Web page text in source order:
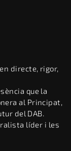
directe, rigor,
que la
al Principat,
del DAB.
líder i les